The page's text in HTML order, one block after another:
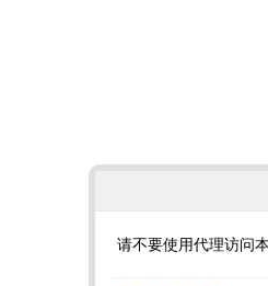
请不要使用代理访问